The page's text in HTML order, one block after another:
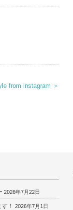
from instagram ＞
2026年7月22日
！ 2026年7月1日